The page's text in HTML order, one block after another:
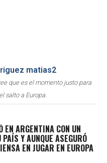
que es el momento justo para
salto a Europa.
EN ARGENTINA CON UN
Y AUNQUE ASEGURÓ
EN JUGAR EN EUROPA